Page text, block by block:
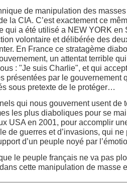
de manipulation des
la CIA. C’est exactement ce
qui a été utilisé a NEW YORK en
volontaire et délibérée des
En France ce stratagème
un attentat terrible
: "Je suis Charlie", et qui
présentées par le gouvernement
sous pretexte de le protéger…
qui nous gouvernent usent de
les plus diaboliques pour se
USA en 2001, pour accomplir
de guerres et d’invasions, qui
d’un peuple noyé par
le peuple français ne va pas
cette manipulation de masse